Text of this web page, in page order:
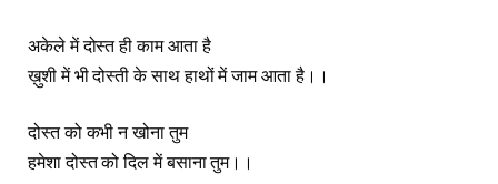
अकेले में दोस्त ही काम आता है
ख़ुशी में भी दोस्ती के साथ हाथों में जाम आता है।।
दोस्त को कभी न खोना तुम
हमेशा दोस्त को दिल में बसाना तुम।।